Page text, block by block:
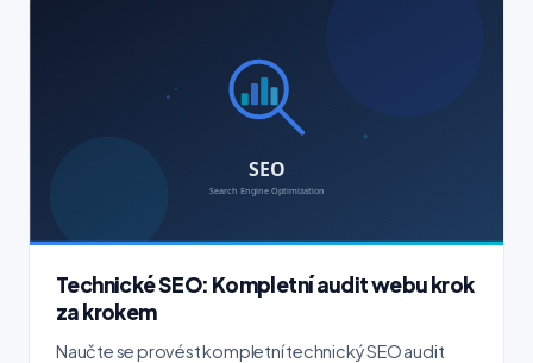
Technické SEO: Kompletní audit webu krok
za krokem
Naučte se provést kompletní technický SEO audit